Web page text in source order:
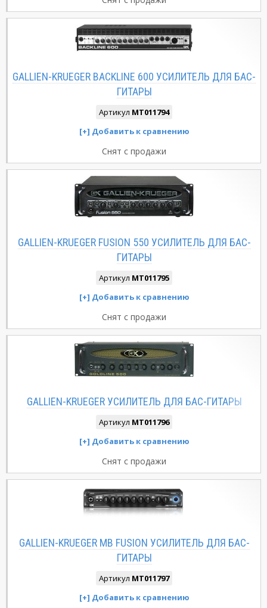
GALLIEN-KRUEGER BACKLINE 600 УСИЛИТЕЛЬ ДЛЯ БАС-
ГИТАРЫ
Артикул MT011794
Снят с продажи
GALLIEN-KRUEGER FUSION 550 УСИЛИТЕЛЬ ДЛЯ БАС-
ГИТАРЫ
Артикул MT011795
Снят с продажи
GALLIEN-KRUEGER УСИЛИТЕЛЬ ДЛЯ БАС-ГИТАРЫ
Артикул MT011796
Снят с продажи
GALLIEN-KRUEGER MB FUSION УСИЛИТЕЛЬ ДЛЯ БАС-
ГИТАРЫ
Артикул MT011797